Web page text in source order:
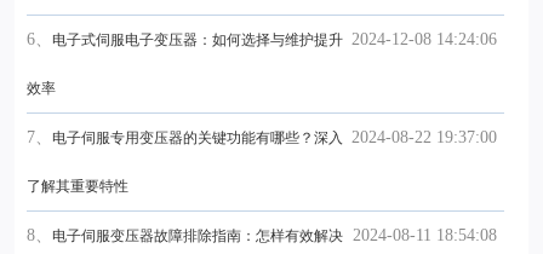
2024-12-08 14:24:06
6、 电子式伺服电子变压器：如何选择与维护提升
效率
2024-08-22 19:37:00
7、 电子伺服专用变压器的关键功能有哪些？深入
了解其重要特性
2024-08-11 18:54:08
8、 电子伺服变压器故障排除指南：怎样有效解决